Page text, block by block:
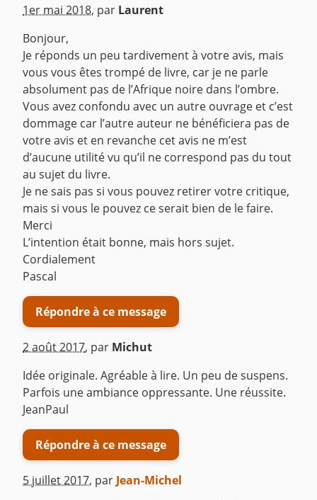
^
1er mai 2018, par Laurent
Bonjour,
Je réponds un peu tardivement à votre avis, mais
vous vous êtes trompé de livre, car je ne parle
absolument pas de l’Afrique noire dans l’ombre.
Vous avez confondu avec un autre ouvrage et c’est
dommage car l’autre auteur ne bénéficiera pas de
votre avis et en revanche cet avis ne m’est
d’aucune utilité vu qu’il ne correspond pas du tout
au sujet du livre.
Je ne sais pas si vous pouvez retirer votre critique,
mais si vous le pouvez ce serait bien de le faire.
Merci
L’intention était bonne, mais hors sujet.
Cordialement
Pascal
Répondre à ce message
2 août 2017, par Michut
Idée originale. Agréable à lire. Un peu de suspens.
Parfois une ambiance oppressante. Une réussite.
JeanPaul
Répondre à ce message
5 juillet 2017, par Jean-Michel